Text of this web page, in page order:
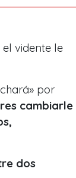
vidente le
por
cambiarle
dos